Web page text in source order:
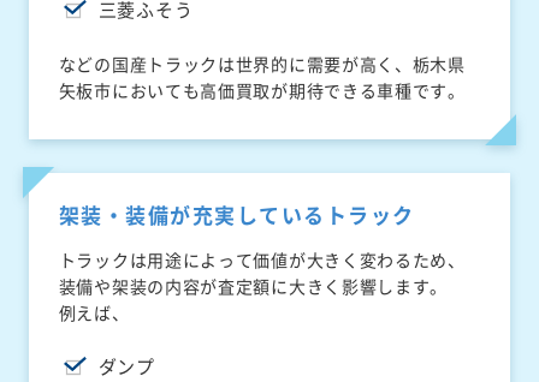
三菱ふそう
などの国産トラックは世界的に需要が高く、栃木県
矢板市においても高価買取が期待できる車種です。
架装・装備が充実しているトラック
トラックは用途によって価値が大きく変わるため、
装備や架装の内容が査定額に大きく影響します。
例えば、
ダンプ